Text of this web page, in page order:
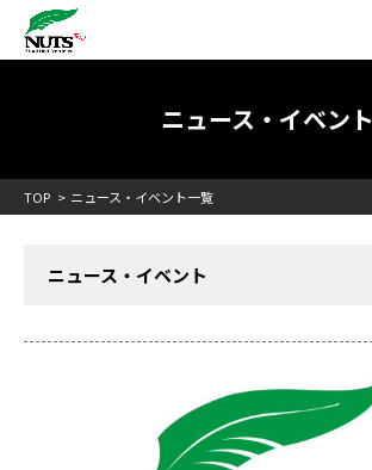
日本最大級のキャンピングカーメーカー
RV[テレビCM放送]
ニュース・イベント
TOP ニュース・イベント一覧
ニュース・イベント